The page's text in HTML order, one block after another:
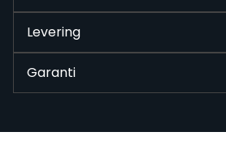
Levering
Garanti